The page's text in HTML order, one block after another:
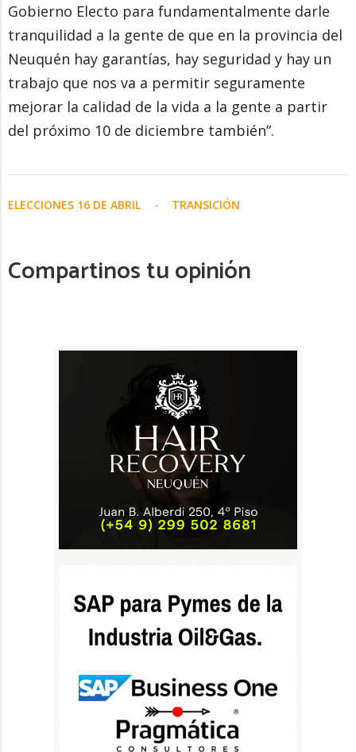
Gobierno Electo para fundamentalmente darle
tranquilidad a la gente de que en la provincia del
Neuquén hay garantías, hay seguridad y hay un
trabajo que nos va a permitir seguramente
mejorar la calidad de la vida a la gente a partir
del próximo 10 de diciembre también”.
ELECCIONES 16 DE ABRIL TRANSICIÓN
Compartinos tu opinión